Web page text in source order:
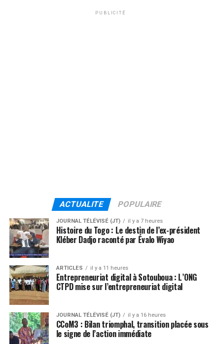
PUBLICITÉ
ACTUALITE POPULAIRE
JOURNAL TÉLÉVISÉ (JT) il y a 7 heures
Histoire du Togo : Le destin de l’ex-président
Kléber Dadjo raconté par Évalo Wiyao
ARTICLES il y a 11 heures
Entrepreneuriat digital à Sotouboua : L’ONG
CTPD mise sur l’entrepreneuriat digital
JOURNAL TÉLÉVISÉ (JT) il y a 16 heures
CCoM3 : Bilan triomphal, transition placée sous
le signe de l’action immédiate